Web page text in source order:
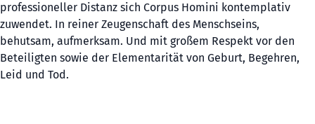
professioneller Distanz sich Corpus Homini kontemplativ
zuwendet. In reiner Zeugenschaft des Menschseins,
behutsam, aufmerksam. Und mit großem Respekt vor den
Beteiligten sowie der Elementarität von Geburt, Begehren,
Leid und Tod.